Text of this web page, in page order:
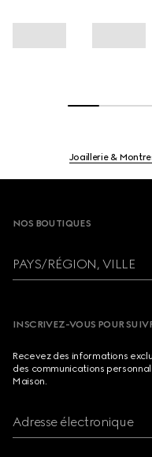
Joaillerie &
NOS BOUTIQUES
PAYS/RÉGION, VILLE
INSCRIVEZ-VOUS POUR
Recevez des informations
des communications
Maison.
Adresse électronique